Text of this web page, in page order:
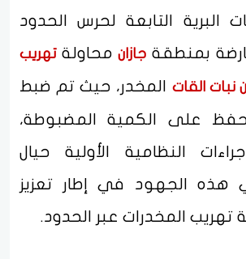
البرية التابعة لحرس الحدود
بمنطقة جازانمحاولة تهريب
المخدر، حيث تم ضبط
على الكمية المضبوطة،
النظامية الأولية حيال
هذه الجهود في إطار تعزيز
تهريب المخدرات عبر الحدود.